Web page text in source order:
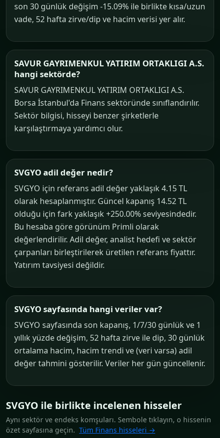
son 30 günlük değişim -15.09% ile birlikte kısa/uzun
vade, 52 hafta zirve/dip ve hacim verisi yer alır.
SAVUR GAYRIMENKUL YATIRIM ORTAKLIGI A.S.
hangi sektörde?
SAVUR GAYRIMENKUL YATIRIM ORTAKLIGI A.S.
Borsa İstanbul'da Finans sektöründe sınıflandırılır.
Sektör bilgisi, hisseyi benzer şirketlerle
karşılaştırmaya yardımcı olur.
SVGYO adil değer nedir?
SVGYO için referans adil değer yaklaşık 4.15 TL
olarak hesaplanmıştır. Güncel kapanış 14.52 TL
olduğu için fark yaklaşık +250.00% seviyesindedir.
Bu hesaba göre görünüm Primli olarak
değerlendirilir. Adil değer, analist hedefi ve sektör
çarpanları birleştirilerek üretilen referans fiyattır.
Yatırım tavsiyesi değildir.
SVGYO sayfasında hangi veriler var?
SVGYO sayfasında son kapanış, 1/7/30 günlük ve 1
yıllık yüzde değişim, 52 hafta zirve ile dip, 30 günlük
ortalama hacim, hacim trendi ve (veri varsa) adil
değer tahmini gösterilir. Veriler her gün güncellenir.
SVGYO ile birlikte incelenen hisseler
Aynı sektör ve endeks komşuları. Sembole tıklayın, o hissenin
özet sayfasına geçin. Tüm Finans hisseleri →